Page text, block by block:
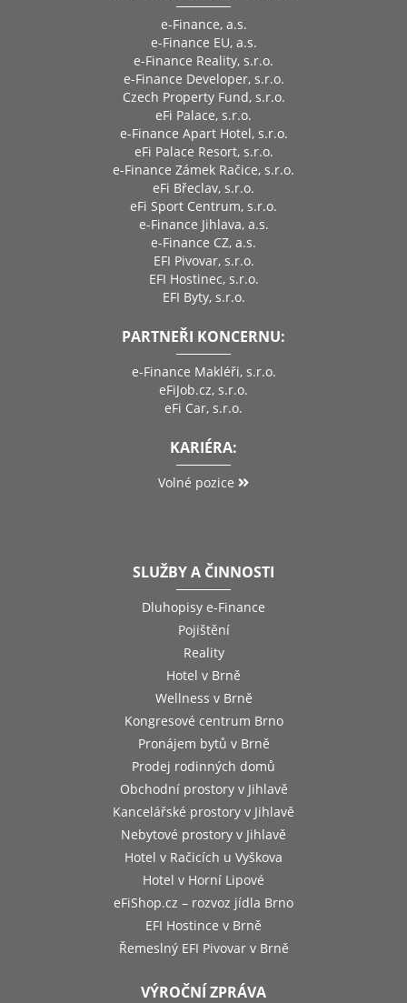
e-Finance, a.s.
e-Finance EU, a.s.
e-Finance Reality, s.r.o.
e-Finance Developer, s.r.o.
Czech Property Fund, s.r.o.
eFi Palace, s.r.o.
e-Finance Apart Hotel, s.r.o.
eFi Palace Resort, s.r.o.
e-Finance Zámek Račice, s.r.o.
eFi Břeclav, s.r.o.
eFi Sport Centrum, s.r.o.
e-Finance Jihlava, a.s.
e-Finance CZ, a.s.
EFI Pivovar, s.r.o.
EFI Hostinec, s.r.o.
EFI Byty, s.r.o.
PARTNEŘI KONCERNU:
e-Finance Makléři, s.r.o.
eFiJob.cz, s.r.o.
eFi Car, s.r.o.
KARIÉRA:
Volné pozice
SLUŽBY A ČINNOSTI
Dluhopisy e-Finance
Pojištění
Reality
Hotel v Brně
Wellness v Brně
Kongresové centrum Brno
Pronájem bytů v Brně
Prodej rodinných domů
Obchodní prostory v Jihlavě
Kancelářské prostory v Jihlavě
Nebytové prostory v Jihlavě
Hotel v Račicích u Vyškova
Hotel v Horní Lipové
eFiShop.cz – rozvoz jídla Brno
EFI Hostince v Brně
Řemeslný EFI Pivovar v Brně
VÝROČNÍ ZPRÁVA